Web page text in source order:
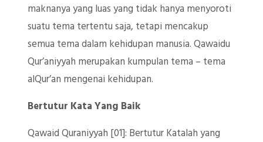
maknanya yang luas yang tidak hanya menyoroti
suatu tema tertentu saja, tetapi mencakup
semua tema dalam kehidupan manusia. Qawaidu
Qur’aniyyah merupakan kumpulan tema – tema
alQur’an mengenai kehidupan.
Bertutur Kata Yang Baik
Qawaid Quraniyyah [01]: Bertutur Katalah yang